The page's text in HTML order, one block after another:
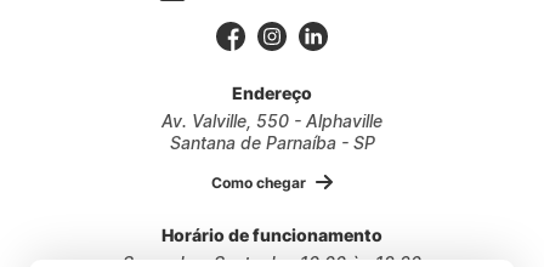
Endereço
Av. Valville, 550 - Alphaville
Santana de Parnaíba - SP
Como chegar
Horário de funcionamento
Segunda a Sexta das 10:00 às 18:30